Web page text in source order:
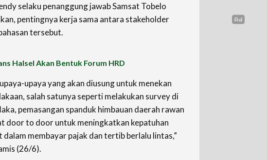
selaku penanggung jawab Samsat Tobelo
pentingnya kerja sama antara stakeholder
tersebut.
Halsel Akan Bentuk Forum HRD
upaya yang akan diusung untuk menekan
salah satunya seperti melakukan survey di
pemasangan spanduk himbauan daerah rawan
door to door untuk meningkatkan kepatuhan
dalam membayar pajak dan tertib berlalu lintas,”
(26/6).